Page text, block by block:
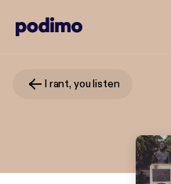
I rant, you listen